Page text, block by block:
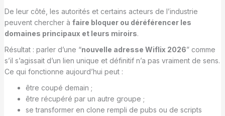
De leur côté, les autorités et certains acteurs de l’industrie
peuvent chercher à faire bloquer ou déréférencer les
domaines principaux et leurs miroirs.
Résultat : parler d’une “nouvelle adresse Wiflix 2026” comme
s’il s’agissait d’un lien unique et définitif n’a pas vraiment de sens.
Ce qui fonctionne aujourd’hui peut :
être coupé demain ;
être récupéré par un autre groupe ;
se transformer en clone rempli de pubs ou de scripts